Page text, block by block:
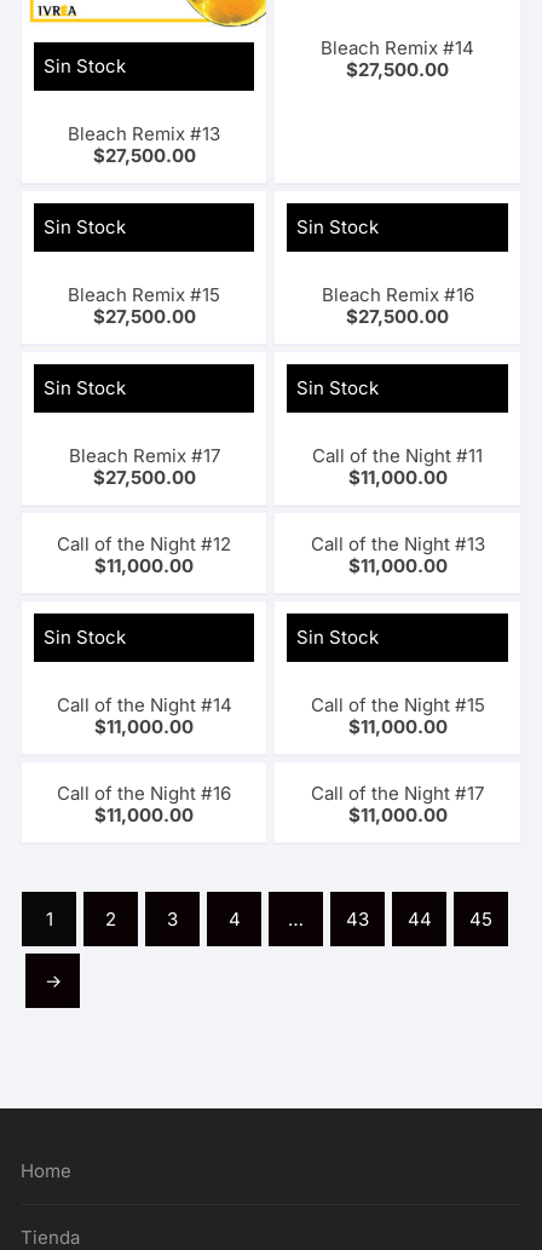
Sin Stock
Bleach Remix #13
$27,500.00
Bleach Remix #14
$27,500.00
Sin Stock
Bleach Remix #15
$27,500.00
Sin Stock
Bleach Remix #16
$27,500.00
Sin Stock
Bleach Remix #17
$27,500.00
Sin Stock
Call of the Night #11
$11,000.00
Call of the Night #12
$11,000.00
Call of the Night #13
$11,000.00
Sin Stock
Call of the Night #14
$11,000.00
Sin Stock
Call of the Night #15
$11,000.00
Call of the Night #16
$11,000.00
Call of the Night #17
$11,000.00
1 2 3 4 … 43 44 45
→
Home
Tienda